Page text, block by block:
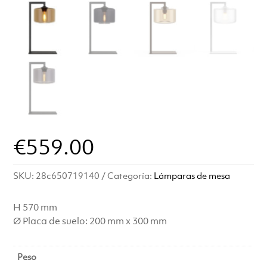
€559.00
SKU: 28c650719140 Categoría: Lámparas de mesa
H 570 mm
Ø Placa de suelo: 200 mm x 300 mm
Peso